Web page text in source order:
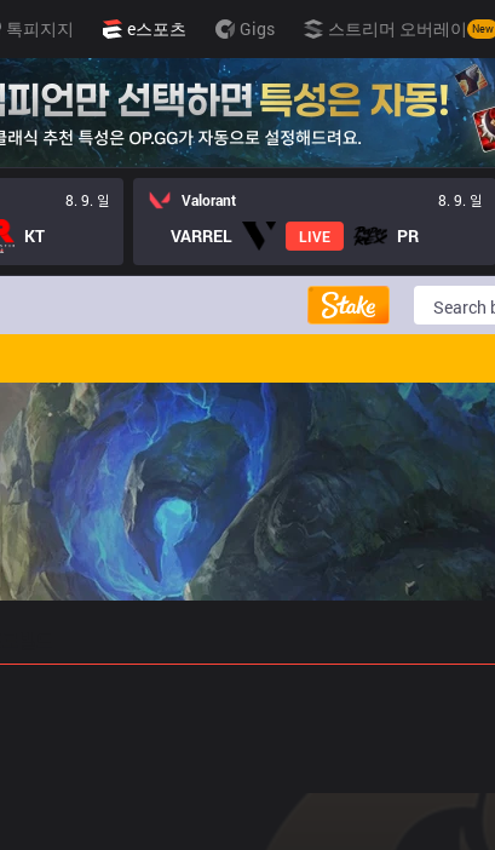
톡피지지 e스포츠 Gigs 스트리머 오버레이 New
8. 9. 일
KT
Valorant 8. 9. 일
VARREL LIVE PR